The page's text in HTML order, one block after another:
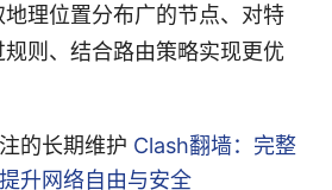
理位置分布广的节点、对特
则、结合路由策略实现更优
的长期维护 Clash翻墙：完整
升网络自由与安全